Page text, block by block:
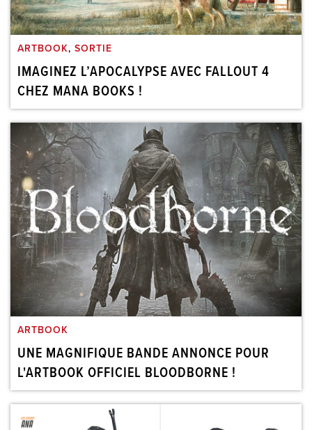
ARTBOOK, SORTIE
IMAGINEZ L’APOCALYPSE AVEC FALLOUT 4
CHEZ MANA BOOKS !
ARTBOOK
UNE MAGNIFIQUE BANDE ANNONCE POUR
L'ARTBOOK OFFICIEL BLOODBORNE !